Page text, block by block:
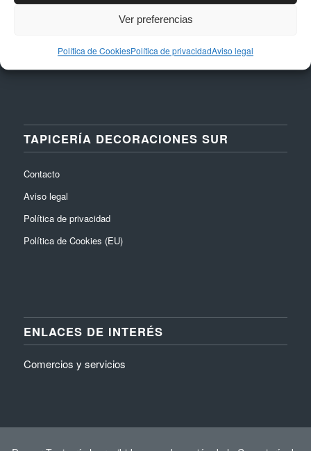
Ver preferencias
Política de CookiesPolítica de privacidadAviso legal
TAPICERÍA DECORACIONES SUR
Contacto
Aviso legal
Política de privacidad
Política de Cookies (EU)
ENLACES DE INTERÉS
Comercios y servicios